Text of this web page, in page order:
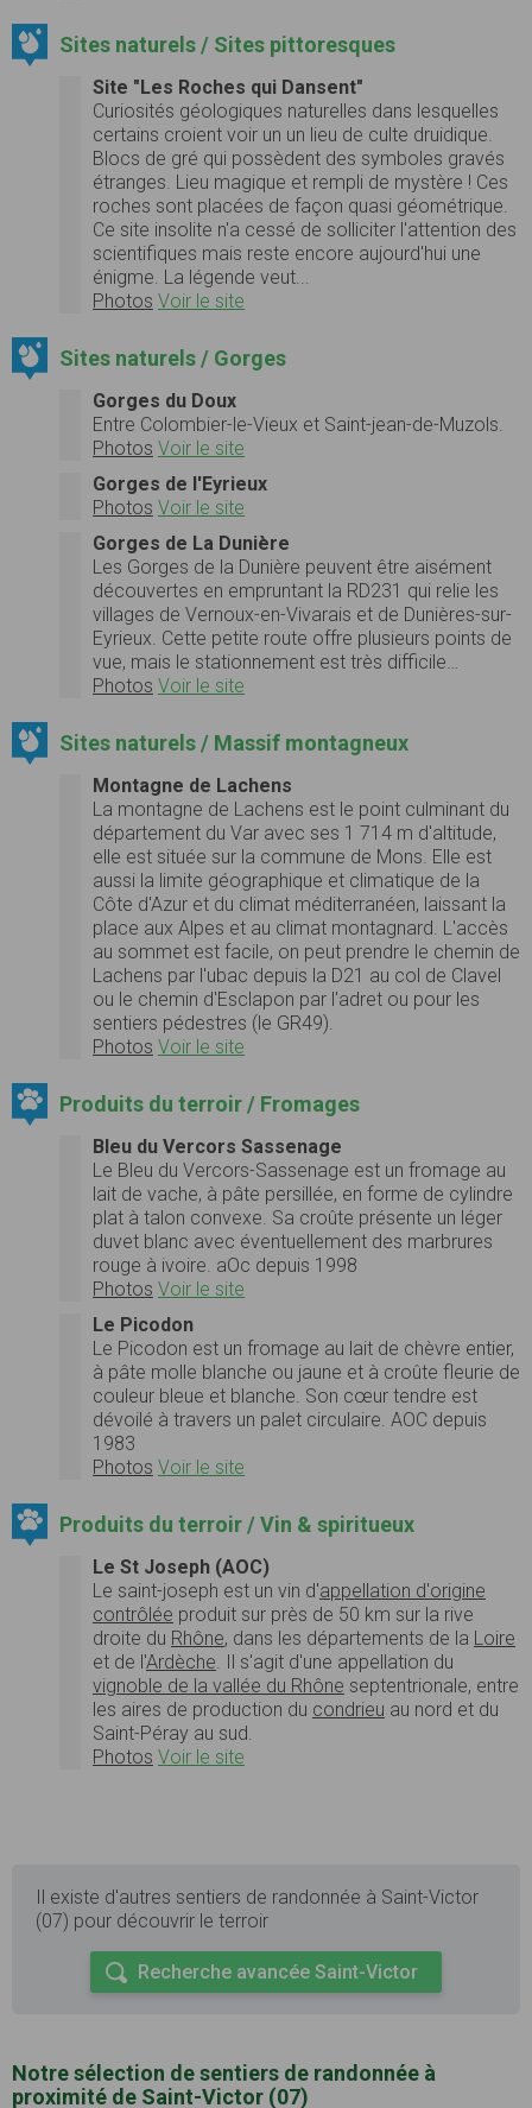
Sites naturels / Sites pittoresques
Site "Les Roches qui Dansent"
Curiosités géologiques naturelles dans lesquelles
certains croient voir un un lieu de culte druidique.
Blocs de gré qui possèdent des symboles gravés
étranges. Lieu magique et rempli de mystère ! Ces
roches sont placées de façon quasi géométrique.
Ce site insolite n'a cessé de solliciter l'attention des
scientifiques mais reste encore aujourd'hui une
énigme. La légende veut...
Photos Voir le site
Sites naturels / Gorges
Gorges du Doux
Entre Colombier-le-Vieux et Saint-jean-de-Muzols.
Photos Voir le site
Gorges de l'Eyrieux
Photos Voir le site
Gorges de La Dunière
Les Gorges de la Dunière peuvent être aisément
découvertes en empruntant la RD231 qui relie les
villages de Vernoux-en-Vivarais et de Dunières-sur-
Eyrieux. Cette petite route offre plusieurs points de
vue, mais le stationnement est très difficile…
Photos Voir le site
Sites naturels / Massif montagneux
Montagne de Lachens
La montagne de Lachens est le point culminant du
département du Var avec ses 1 714 m d'altitude,
elle est située sur la commune de Mons. Elle est
aussi la limite géographique et climatique de la
Côte d'Azur et du climat méditerranéen, laissant la
place aux Alpes et au climat montagnard. L'accès
au sommet est facile, on peut prendre le chemin de
Lachens par l'ubac depuis la D21 au col de Clavel
ou le chemin d'Esclapon par l'adret ou pour les
sentiers pédestres (le GR49).
Photos Voir le site
Produits du terroir / Fromages
Bleu du Vercors Sassenage
Le Bleu du Vercors-Sassenage est un fromage au
lait de vache, à pâte persillée, en forme de cylindre
plat à talon convexe. Sa croûte présente un léger
duvet blanc avec éventuellement des marbrures
rouge à ivoire. aOc depuis 1998
Photos Voir le site
Le Picodon
Le Picodon est un fromage au lait de chèvre entier,
à pâte molle blanche ou jaune et à croûte fleurie de
couleur bleue et blanche. Son cœur tendre est
dévoilé à travers un palet circulaire. AOC depuis
1983
Photos Voir le site
Produits du terroir / Vin & spiritueux
Le St Joseph (AOC)
Le saint-joseph est un vin d'appellation d'origine
contrôlée produit sur près de 50 km sur la rive
droite du Rhône, dans les départements de la Loire
et de l'Ardèche. Il s'agit d'une appellation du
vignoble de la vallée du Rhône septentrionale, entre
les aires de production du condrieu au nord et du
Saint-Péray au sud.
Photos Voir le site
Il existe d'autres sentiers de randonnée à Saint-Victor
(07) pour découvrir le terroir
Recherche avancée Saint-Victor
Notre sélection de sentiers de randonnée à
proximité de Saint-Victor (07)